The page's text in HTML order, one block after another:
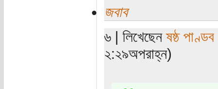
জবাব
৬ | লিখেছেন ষষ্ঠ পাণ্ডব
২:২৯অপরাহ্ন)